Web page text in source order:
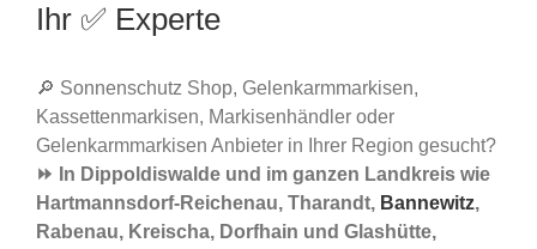
Ihr ✅ Experte
🔎 Sonnenschutz Shop, Gelenkarmmarkisen,
Kassettenmarkisen, Markisenhändler oder
Gelenkarmmarkisen Anbieter in Ihrer Region gesucht?
⏩ In Dippoldiswalde und im ganzen Landkreis wie
Hartmannsdorf-Reichenau, Tharandt, Bannewitz,
Rabenau, Kreischa, Dorfhain und Glashütte,